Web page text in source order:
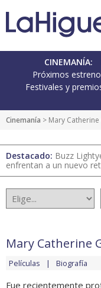
CINEMANÍA:
Próximos
Festivales y
Cinemanía > Mary
Destacado: Buzz
enfrentan a un nuevo
Mary Catherine
Películas Biografía
Fue recientemente